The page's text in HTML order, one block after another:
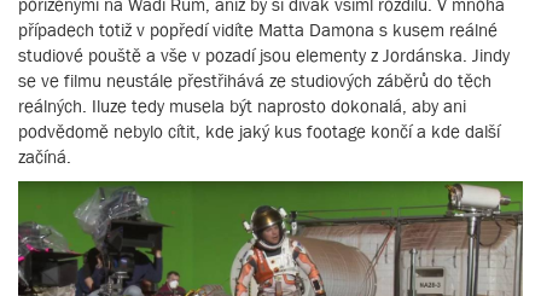
pořízenými na Wadi Rum, aniž by si divák všiml rozdílů. V mnoha
případech totiž v popředí vidíte Matta Damona s kusem reálné
studiové pouště a vše v pozadí jsou elementy z Jordánska. Jindy
se ve filmu neustále přestřihává ze studiových záběrů do těch
reálných. Iluze tedy musela být naprosto dokonalá, aby ani
podvědomě nebylo cítit, kde jaký kus footage končí a kde další
začíná.